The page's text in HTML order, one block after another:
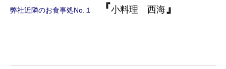
弊社近隣のお食事処No.１ 『小料理 西海』